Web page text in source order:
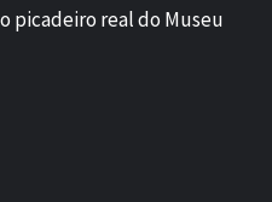
picadeiro real do Museu